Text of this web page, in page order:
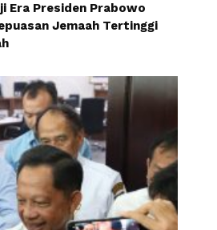
Era Presiden Prabowo
Jemaah Tertinggi